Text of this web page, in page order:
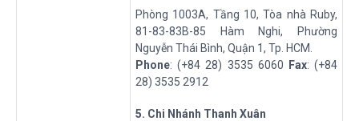
Phòng 1003A, Tầng 10, Tòa nhà Ruby,
81-83-83B-85 Hàm Nghi, Phường
Nguyễn Thái Bình, Quận 1, Tp. HCM.
Phone: (+84 28) 3535 6060 Fax: (+84
28) 3535 2912
5. Chi Nhánh Thanh Xuân